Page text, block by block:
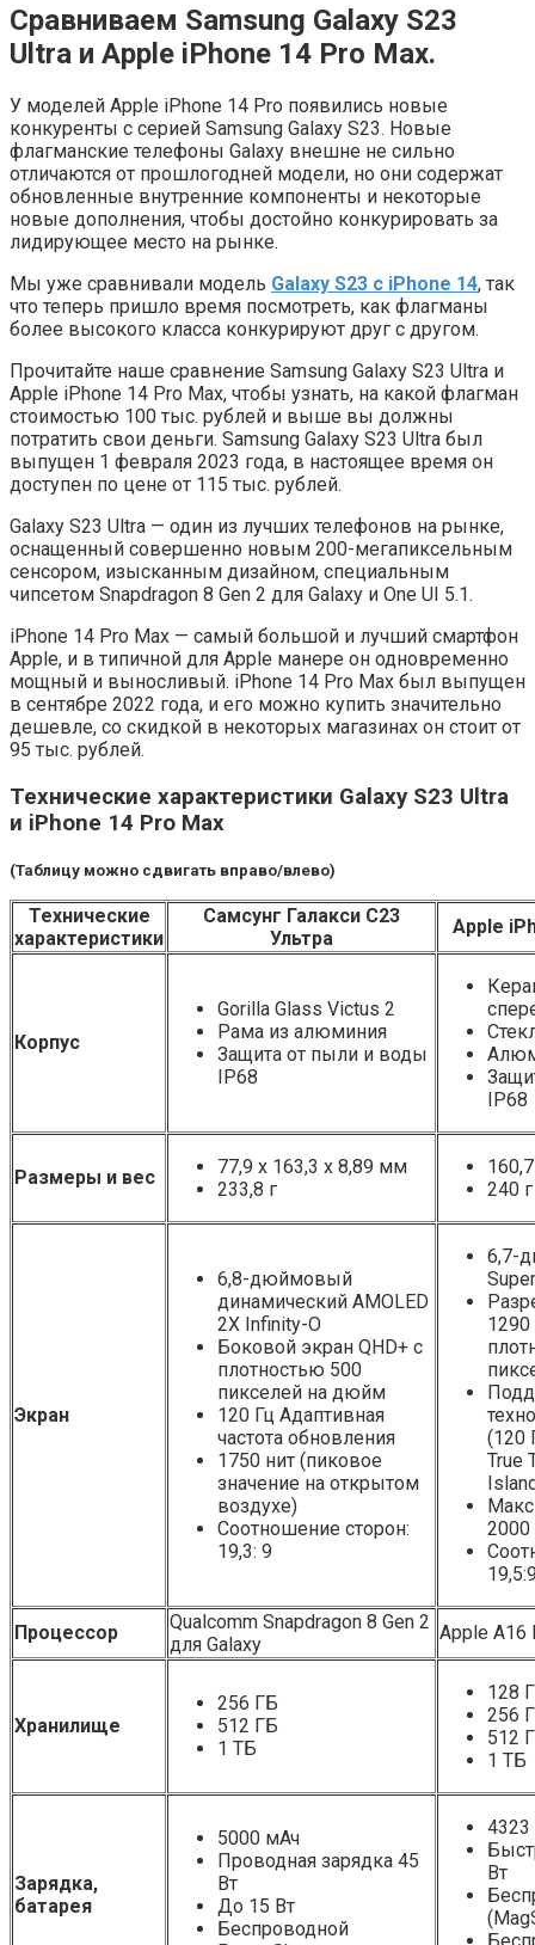
Сравниваем Samsung Galaxy S23
Ultra и Apple iPhone 14 Pro Max.
У моделей Apple iPhone 14 Pro появились новые
конкуренты с серией Samsung Galaxy S23. Новые
флагманские телефоны Galaxy внешне не сильно
отличаются от прошлогодней модели, но они содержат
обновленные внутренние компоненты и некоторые
новые дополнения, чтобы достойно конкурировать за
лидирующее место на рынке.
Мы уже сравнивали модель Galaxy S23 с iPhone 14, так
что теперь пришло время посмотреть, как флагманы
более высокого класса конкурируют друг с другом.
Прочитайте наше сравнение Samsung Galaxy S23 Ultra и
Apple iPhone 14 Pro Max, чтобы узнать, на какой флагман
стоимостью 100 тыс. рублей и выше вы должны
потратить свои деньги. Samsung Galaxy S23 Ultra был
выпущен 1 февраля 2023 года, в настоящее время он
доступен по цене от 115 тыс. рублей.
Galaxy S23 Ultra — один из лучших телефонов на рынке,
оснащенный совершенно новым 200-мегапиксельным
сенсором, изысканным дизайном, специальным
чипсетом Snapdragon 8 Gen 2 для Galaxy и One UI 5.1.
iPhone 14 Pro Max — самый большой и лучший смартфон
Apple, и в типичной для Apple манере он одновременно
мощный и выносливый. iPhone 14 Pro Max был выпущен
в сентябре 2022 года, и его можно купить значительно
дешевле, со скидкой в некоторых магазинах он стоит от
95 тыс. рублей.
Технические характеристики Galaxy S23 Ultra
и iPhone 14 Pro Max
(Таблицу можно сдвигать вправо/влево)
Технические
характеристики
Самсунг Галакси С23
Ультра
Apple
Корпус
Gorilla Glass Victus 2
Рама из алюминия
Защита от пыли и воды
IP68
IP68
Размеры и вес
77,9 х 163,3 х 8,89 мм
233,8 г
240 г
Экран
6,8-дюймовый
динамический AMOLED
2X Infinity-O
Боковой экран QHD+ с
плотностью 500
пикселей на дюйм
120 Гц Адаптивная
частота обновления
1750 нит (пиковое
значение на открытом
воздухе)
Соотношение сторон:
19,3: 9
6,7-
1290
(120
True
2000
Процессор
Qualcomm Snapdragon 8 Gen 2
для Galaxy
Apple A16
Хранилище
256 ГБ
512 ГБ
1 ТБ
128
256
512
1 ТБ
Зарядка,
батарея
5000 мАч
Проводная зарядка 45
Вт
До 15 Вт
Беспроводной
Вт